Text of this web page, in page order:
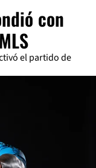
con
el partido de